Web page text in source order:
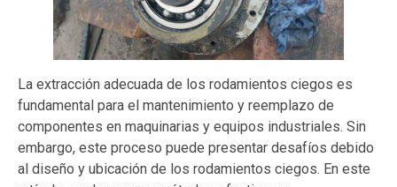
La extracción adecuada de los rodamientos ciegos es
fundamental para el mantenimiento y reemplazo de
componentes en maquinarias y equipos industriales. Sin
embargo, este proceso puede presentar desafíos debido
al diseño y ubicación de los rodamientos ciegos. En este